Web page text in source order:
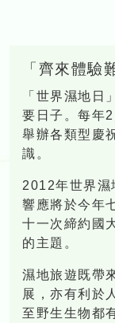
「齊來體驗
「世界濕地日
要日子。每年
舉辦各類型慶
識。
2012年世界濕
響應將於今年
十一次締約國
的主題。
濕地旅遊既帶
展，亦有利於
至野生生物都